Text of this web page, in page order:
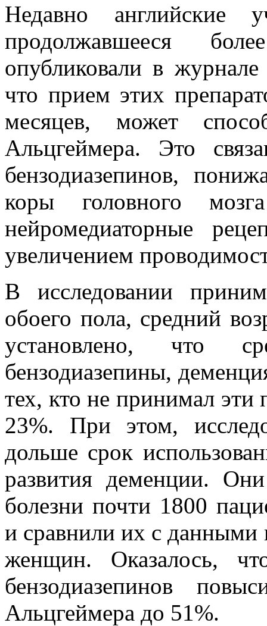
Недавно английские
продолжавшееся
опубликовали в
что прием этих
месяцев, может
Альцгеймера. Это
бензодиазепинов,
коры головного
нейромедиаторные
увеличением
В исследовании
обоего пола, средний
установлено, что
бензодиазепины,
тех, кто не принимал
23%. При этом,
дольше срок
развития деменции.
болезни почти 1800
и сравнили их с
женщин. Оказалось,
бензодиазепинов
Альцгеймера до 51%.